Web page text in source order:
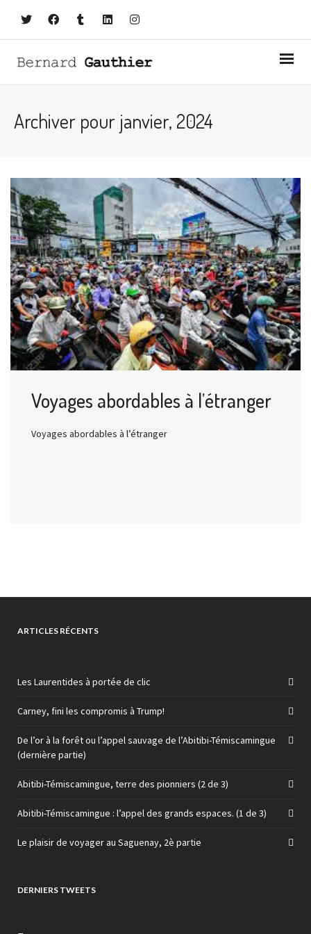
Archiver pour janvier, 2024
Voyages abordables à l’étranger
Voyages abordables à l’étranger
ARTICLES RÉCENTS
Les Laurentides à portée de clic
Carney, fini les compromis à Trump!
De l’or à la forêt ou l’appel sauvage de l’Abitibi-Témiscamingue
(dernière partie)
Abitibi-Témiscamingue, terre des pionniers (2 de 3)
Abitibi-Témiscamingue : l’appel des grands espaces. (1 de 3)
Le plaisir de voyager au Saguenay, 2è partie
DERNIERS TWEETS